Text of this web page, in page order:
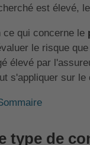
est élevé,
ce qui concerne le
le risque
élevé par
s'appliquer sur
type de